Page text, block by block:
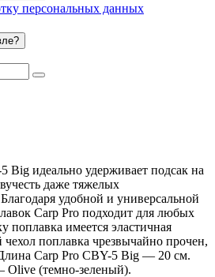
персональных данных
Big идеально удерживает подсак на
даже тяжелых
удобной и универсальной
Carp Pro подходит для любых
поплавка имеется эластичная
поплавка чрезвычайно прочен,
Carp Pro CBY-5 Big — 20 см.
(темно-зеленый).